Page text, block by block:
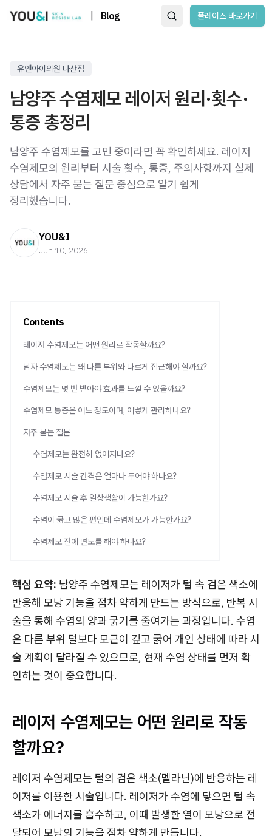
Blog 플레이스 바로가기
유앤아이의원 다산점
남양주 수염제모 레이저 원리·횟수·
통증 총정리
남양주 수염제모를 고민 중이라면 꼭 확인하세요. 레이저
수염제모의 원리부터 시술 횟수, 통증, 주의사항까지 실제
상담에서 자주 묻는 질문 중심으로 알기 쉽게
정리했습니다.
YOU&I
Jun 10, 2026
Contents
레이저 수염제모는 어떤 원리로 작동할까요?
남자 수염제모는 왜 다른 부위와 다르게 접근해야 할까요?
수염제모는 몇 번 받아야 효과를 느낄 수 있을까요?
수염제모 통증은 어느 정도이며, 어떻게 관리하나요?
자주 묻는 질문
수염제모는 완전히 없어지나요?
수염제모 시술 간격은 얼마나 두어야 하나요?
수염제모 시술 후 일상생활이 가능한가요?
수염이 굵고 많은 편인데 수염제모가 가능한가요?
수염제모 전에 면도를 해야 하나요?
핵심 요약: 남양주 수염제모는 레이저가 털 속 검은 색소에
반응해 모낭 기능을 점차 약하게 만드는 방식으로, 반복 시
술을 통해 수염의 양과 굵기를 줄여가는 과정입니다. 수염
은 다른 부위 털보다 모근이 깊고 굵어 개인 상태에 따라 시
술 계획이 달라질 수 있으므로, 현재 수염 상태를 먼저 확
인하는 것이 중요합니다.
레이저 수염제모는 어떤 원리로 작동
할까요?
레이저 수염제모는 털의 검은 색소(멜라닌)에 반응하는 레
이저를 이용한 시술입니다. 레이저가 수염에 닿으면 털 속
색소가 에너지를 흡수하고, 이때 발생한 열이 모낭으로 전
달되어 모낭의 기능을 점차 약하게 만듭니다.